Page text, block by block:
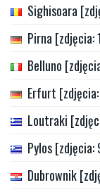
Sighisoara
Pirna [zdjęcia:
Belluno
Erfurt
Loutraki
Pylos [zdjęcia:
Dubrownik